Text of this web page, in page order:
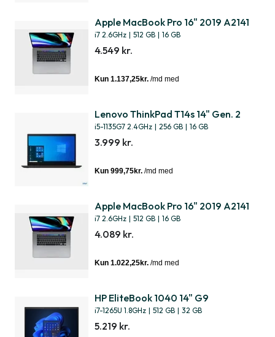
Apple MacBook Pro 16" 2019 A2141
i7 2.6GHz | 512 GB | 16 GB
4.549 kr.
Lenovo ThinkPad T14s 14" Gen. 2
i5-1135G7 2.4GHz | 256 GB | 16 GB
3.999 kr.
Apple MacBook Pro 16" 2019 A2141
i7 2.6GHz | 512 GB | 16 GB
4.089 kr.
HP EliteBook 1040 14" G9
i7-1265U 1.8GHz | 512 GB | 32 GB
5.219 kr.